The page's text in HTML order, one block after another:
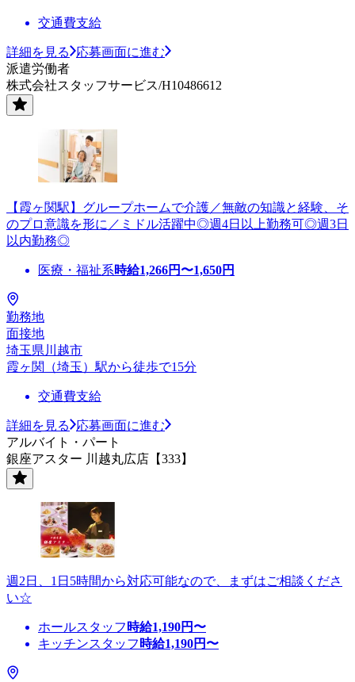
交通費支給
詳細を見る
応募画面に進む
派遣労働者
株式会社スタッフサービス/H10486612
【霞ヶ関駅】グループホームで介護／無敵の知識と経験、そ
のプロ意識を形に／ミドル活躍中◎週4日以上勤務可◎週3日
以内勤務◎
医療・福祉系時給1,266円〜1,650円
勤務地
面接地
埼玉県川越市
霞ヶ関（埼玉）駅から徒歩で15分
交通費支給
詳細を見る
応募画面に進む
アルバイト・パート
銀座アスター 川越丸広店【333】
週2日、1日5時間から対応可能なので、まずはご相談くださ
い☆
ホールスタッフ 時給1,190円〜
キッチンスタッフ 時給1,190円〜